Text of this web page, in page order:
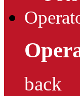
back